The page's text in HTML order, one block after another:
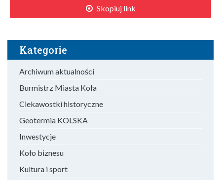
Skopiuj link
Kategorie
Archiwum aktualności
Burmistrz Miasta Koła
Ciekawostki historyczne
Geotermia KOLSKA
Inwestycje
Koło biznesu
Kultura i sport